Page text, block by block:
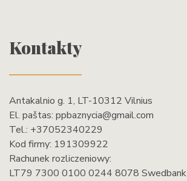
Kontakty
Antakalnio g. 1, LT-10312 Vilnius
El. paštas: ppbaznycia@gmail.com
Tel.: +37052340229
Kod firmy: 191309922
Rachunek rozliczeniowy:
LT79 7300 0100 0244 8078 Swedbank